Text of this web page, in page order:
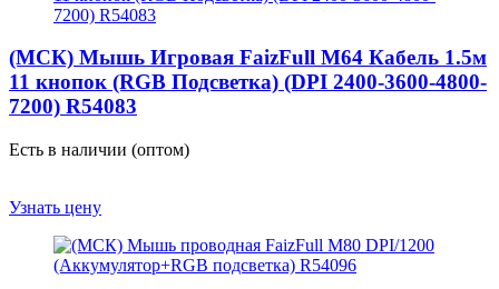
(МСК) Мышь Игровая FaizFull M64 Кабель 1.5м
11 кнопок (RGB Подсветка) (DPI 2400-3600-4800-
7200) R54083
Есть в наличии (оптом)
Узнать цену